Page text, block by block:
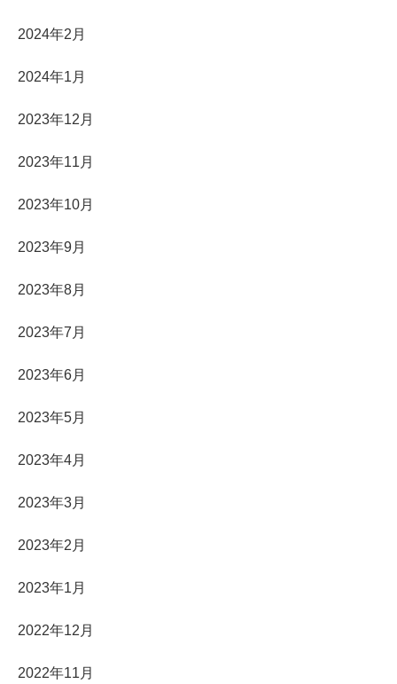
2024年2月
2024年1月
2023年12月
2023年11月
2023年10月
2023年9月
2023年8月
2023年7月
2023年6月
2023年5月
2023年4月
2023年3月
2023年2月
2023年1月
2022年12月
2022年11月